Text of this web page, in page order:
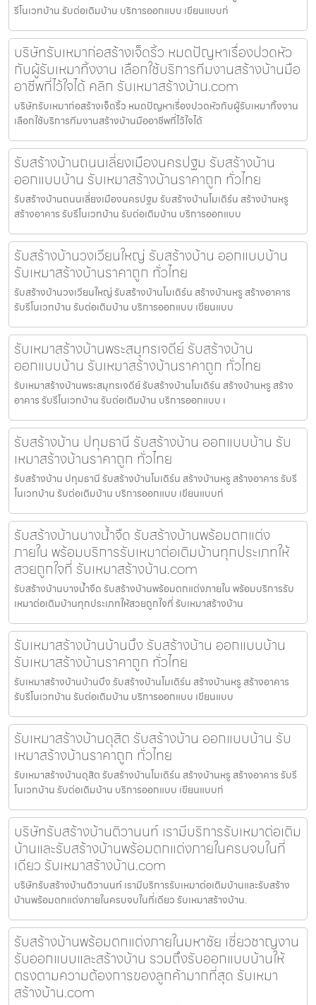
รีโนเวทบ้าน รับต่อเติมบ้าน บริการออกแบบ เขียนแบบก่
บริษัทรับเหมาก่อสร้างเจ็ดริ้ว หมดปัญหาเรื่องปวดหัว
กับผู้รับเหมาทิ้งงาน เลือกใช้บริการทีมงานสร้างบ้านมือ
อาชีพที่ไว้ใจได้ คลิก รับเหมาสร้างบ้าน.com
บริษัทรับเหมาก่อสร้างเจ็ดริ้ว หมดปัญหาเรื่องปวดหัวกับผู้รับเหมาทิ้งงาน
เลือกใช้บริการทีมงานสร้างบ้านมืออาชีพที่ไว้ใจได้
รับสร้างบ้านถนนเลี่ยงเมืองนครปฐม รับสร้างบ้าน
ออกแบบบ้าน รับเหมาสร้างบ้านราคาถูก ทั่วไทย
รับสร้างบ้านถนนเลี่ยงเมืองนครปฐม รับสร้างบ้านโมเดิร์น สร้างบ้านหรู
สร้างอาคาร รับรีโนเวทบ้าน รับต่อเติมบ้าน บริการออกแบบ
รับสร้างบ้านวงเวียนใหญ่ รับสร้างบ้าน ออกแบบบ้าน
รับเหมาสร้างบ้านราคาถูก ทั่วไทย
รับสร้างบ้านวงเวียนใหญ่ รับสร้างบ้านโมเดิร์น สร้างบ้านหรู สร้างอาคาร
รับรีโนเวทบ้าน รับต่อเติมบ้าน บริการออกแบบ เขียนแบบ
รับเหมาสร้างบ้านพระสมุทรเจดีย์ รับสร้างบ้าน
ออกแบบบ้าน รับเหมาสร้างบ้านราคาถูก ทั่วไทย
รับเหมาสร้างบ้านพระสมุทรเจดีย์ รับสร้างบ้านโมเดิร์น สร้างบ้านหรู สร้าง
อาคาร รับรีโนเวทบ้าน รับต่อเติมบ้าน บริการออกแบบ เ
รับสร้างบ้าน ปทุมธานี รับสร้างบ้าน ออกแบบบ้าน รับ
เหมาสร้างบ้านราคาถูก ทั่วไทย
รับสร้างบ้าน ปทุมธานี รับสร้างบ้านโมเดิร์น สร้างบ้านหรู สร้างอาคาร รับรี
โนเวทบ้าน รับต่อเติมบ้าน บริการออกแบบ เขียนแบบก่
รับสร้างบ้านบางน้ำจืด รับสร้างบ้านพร้อมตกแต่ง
ภายใน พร้อมบริการรับเหมาต่อเติมบ้านทุกประเภทให้
สวยถูกใจที่ รับเหมาสร้างบ้าน.com
รับสร้างบ้านบางน้ำจืด รับสร้างบ้านพร้อมตกแต่งภายใน พร้อมบริการรับ
เหมาต่อเติมบ้านทุกประเภทให้สวยถูกใจที่ รับเหมาสร้างบ้าน
รับเหมาสร้างบ้านบ้านบึง รับสร้างบ้าน ออกแบบบ้าน
รับเหมาสร้างบ้านราคาถูก ทั่วไทย
รับเหมาสร้างบ้านบ้านบึง รับสร้างบ้านโมเดิร์น สร้างบ้านหรู สร้างอาคาร
รับรีโนเวทบ้าน รับต่อเติมบ้าน บริการออกแบบ เขียนแบบ
รับเหมาสร้างบ้านดุสิต รับสร้างบ้าน ออกแบบบ้าน รับ
เหมาสร้างบ้านราคาถูก ทั่วไทย
รับเหมาสร้างบ้านดุสิต รับสร้างบ้านโมเดิร์น สร้างบ้านหรู สร้างอาคาร รับรี
โนเวทบ้าน รับต่อเติมบ้าน บริการออกแบบ เขียนแบบก่
บริษัทรับสร้างบ้านติวานนท์ เรามีบริการรับเหมาต่อเติม
บ้านและรับสร้างบ้านพร้อมตกแต่งภายในครบจบในที่
เดียว รับเหมาสร้างบ้าน.com
บริษัทรับสร้างบ้านติวานนท์ เรามีบริการรับเหมาต่อเติมบ้านและรับสร้าง
บ้านพร้อมตกแต่งภายในครบจบในที่เดียว รับเหมาสร้างบ้าน.
รับสร้างบ้านพร้อมตกแต่งภายในมหาชัย เชี่ยวชาญงาน
รับออกแบบและสร้างบ้าน รวมถึงรับออกแบบบ้านให้
ตรงตามความต้องการของลูกค้ามากที่สุด รับเหมา
สร้างบ้าน.com